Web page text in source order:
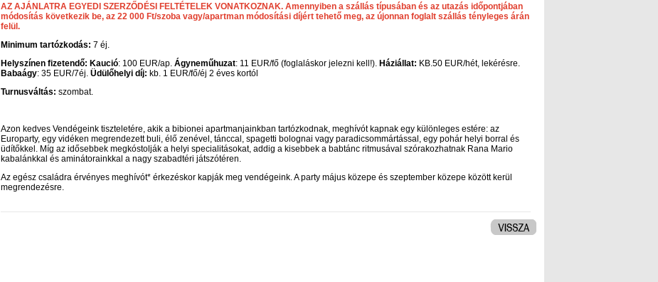
AZ AJÁNLATRA EGYEDI SZERZŐDÉSI FELTÉTELEK VONATKOZNAK. Amennyiben a szállás típusában és az utazás időpontjában
módosítás következik be, az 22 000 Ft/szoba vagy/apartman módosítási díjért tehető meg, az újonnan foglalt szállás tényleges árán
felül.
Minimum tartózkodás: 7 éj.
Helyszínen fizetendő: Kaució: 100 EUR/ap. Ágyneműhuzat: 11 EUR/fő (foglaláskor jelezni kell!). Háziállat: KB.50 EUR/hét, lekérésre.
Babaágy: 35 EUR/7éj. Üdülőhelyi díj: kb. 1 EUR/fő/éj 2 éves kortól
Turnusváltás: szombat.
Azon kedves Vendégeink tiszteletére, akik a bibionei apartmanjainkban tartózkodnak, meghívót kapnak egy különleges estére: az
Europarty, egy vidéken megrendezett buli, élő zenével, tánccal, spagetti bolognai vagy paradicsommártással, egy pohár helyi borral és
üdítőkkel. Míg az idősebbek megkóstolják a helyi specialitásokat, addig a kisebbek a babtánc ritmusával szórakozhatnak Rana Mario
kabalánkkal és aminátorainkkal a nagy szabadtéri játszótéren.
Az egész családra érvényes meghívót* érkezéskor kapják meg vendégeink. A party május közepe és szeptember közepe között kerül
megrendezésre.